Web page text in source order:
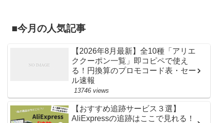
■今月の人気記事
【2026年8月最新】全10種「アリエ
ククーポン一覧」即コピペで使え
る！円換算のプロモコード表・セー
ル速報
13746 views
【おすすめ追跡サービス３選】
AliExpressの追跡はここで見れる！